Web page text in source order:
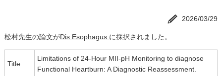
2026/03/29
松村先生の論文がDis Esophagus. に採択されました。
Title
Limitations of 24-Hour MII-pH Monitoring to diagnose
Functional Heartburn: A Diagnostic Reassessment.